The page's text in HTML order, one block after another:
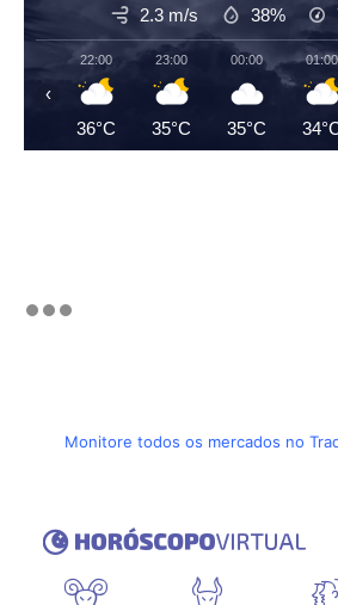
2.3 m/s 38%
22:00
36°C
23:00
35°C
00:00
35°C
01:00
‹
Monitore todos os mercados no